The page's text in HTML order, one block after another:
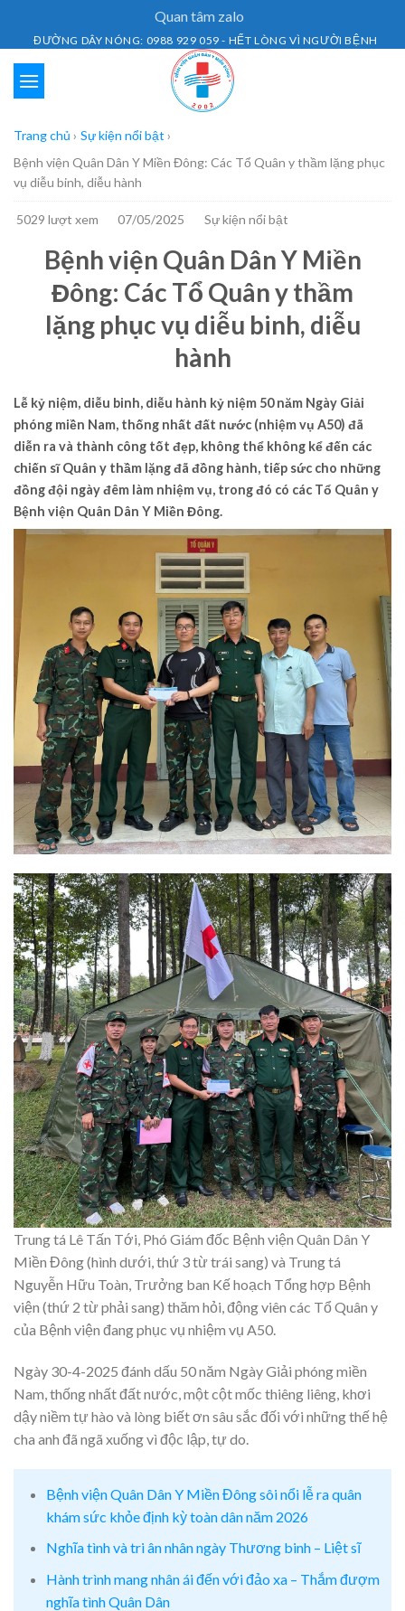
Quan tâm zalo
ĐƯỜNG DÂY NÓNG: 0988 929 059 - HẾT LÒNG VÌ NGƯỜI BỆNH
Trang chủ › Sự kiện nổi bật ›
Bệnh viện Quân Dân Y Miền Đông: Các Tổ Quân y thầm lặng phục
vụ diễu binh, diễu hành
5029 lượt xem 07/05/2025 Sự kiện nổi bật
Bệnh viện Quân Dân Y Miền
Đông: Các Tổ Quân y thầm
lặng phục vụ diễu binh, diễu
hành
Lễ kỷ niệm, diễu binh, diễu hành kỷ niệm 50 năm Ngày Giải
phóng miền Nam, thống nhất đất nước (nhiệm vụ A50) đã
diễn ra và thành công tốt đẹp, không thể không kể đến các
chiến sĩ Quân y thầm lặng đã đồng hành, tiếp sức cho những
đồng đội ngày đêm làm nhiệm vụ, trong đó có các Tổ Quân y
Bệnh viện Quân Dân Y Miền Đông.
Trung tá Lê Tấn Tới, Phó Giám đốc Bệnh viện Quân Dân Y
Miền Đông (hình dưới, thứ 3 từ trái sang) và Trung tá
Nguyễn Hữu Toàn, Trưởng ban Kế hoạch Tổng hợp Bệnh
viện (thứ 2 từ phải sang) thăm hỏi, động viên các Tổ Quân y
của Bệnh viện đang phục vụ nhiệm vụ A50.
Ngày 30-4-2025 đánh dấu 50 năm Ngày Giải phóng miền
Nam, thống nhất đất nước, một cột mốc thiêng liêng, khơi
dậy niềm tự hào và lòng biết ơn sâu sắc đối với những thế hệ
cha anh đã ngã xuống vì độc lập, tự do.
Bệnh viện Quân Dân Y Miền Đông sôi nổi lễ ra quân
khám sức khỏe định kỳ toàn dân năm 2026
Nghĩa tình và tri ân nhân ngày Thương binh – Liệt sĩ
Hành trình mang nhân ái đến với đảo xa – Thắm đượm
nghĩa tình Quân Dân